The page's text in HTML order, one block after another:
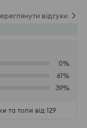
відгуки
0%
61%
39%
та топи від 129